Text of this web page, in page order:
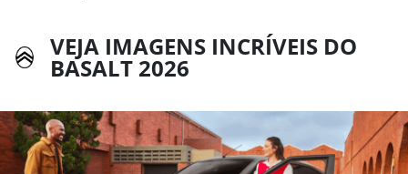
VEJA IMAGENS INCRÍVEIS DO
BASALT 2026